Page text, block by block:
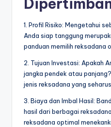
1. Profil Risiko: Mengetahui
Anda siap tanggung
panduan memilih reksadana
2. Tujuan Investasi: Apakah
jangka pendek atau
jenis reksadana yang
3. Biaya dan Imbal Hasil:
hasil dari berbagai
reksadana optimal